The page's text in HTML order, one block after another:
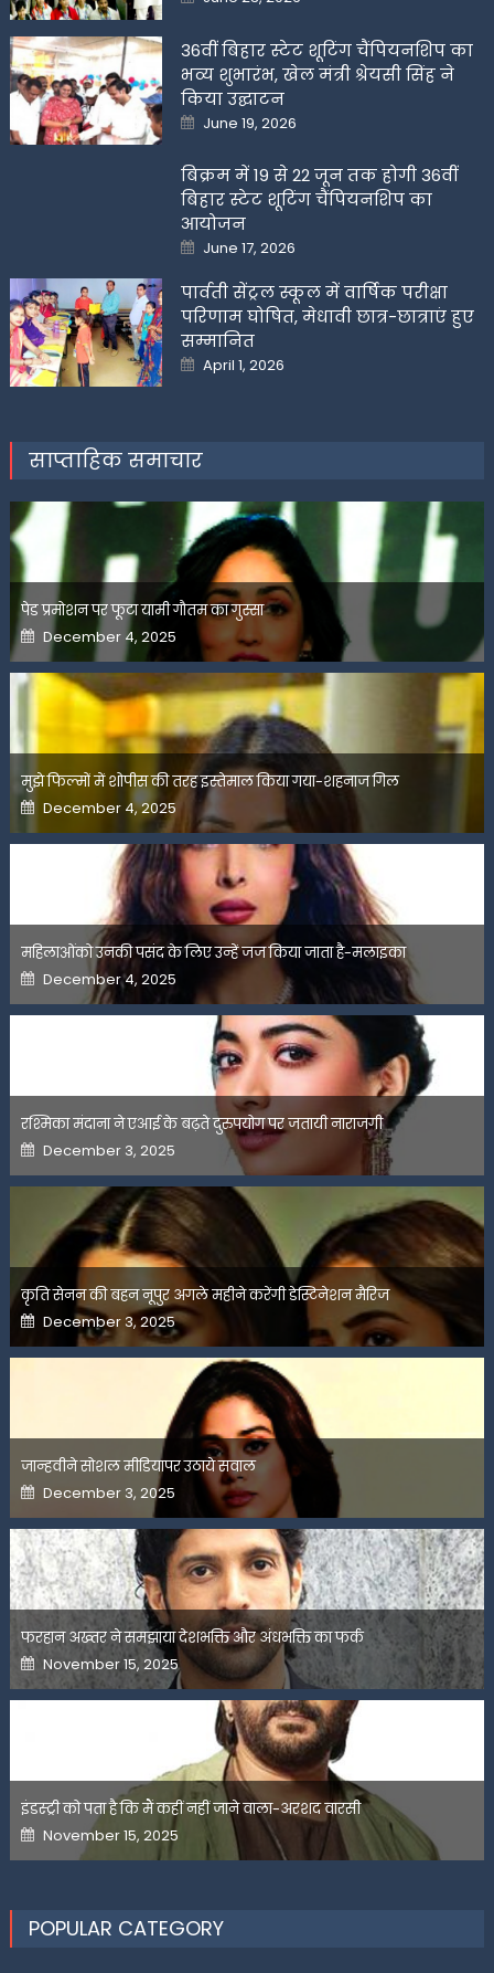
on
36वीं बिहार स्टेट शूटिंग चैंपियनशिप का
भव्य शुभारंभ, खेल मंत्री श्रेयसी सिंह ने
किया उद्घाटन
Posted
on
June 19, 2026
बिक्रम में 19 से 22 जून तक होगी 36वीं
बिहार स्टेट शूटिंग चैंपियनशिप का
आयोजन
Posted
on
June 17, 2026
पार्वती सेंट्रल स्कूल में वार्षिक परीक्षा
परिणाम घोषित, मेधावी छात्र-छात्राएं हुए
सम्मानित
Posted
on
April 1, 2026
साप्ताहिक समाचार
पेड प्रमोशन पर फूटा यामी गौतम का गुस्सा
Posted
on
December 4, 2025
मुझे फिल्मों में शोपीस की तरह इस्तेमाल किया गया-शहनाज गिल
Posted
on
December 4, 2025
महिलाओंको उनकी पसंद के लिए उन्हें जज किया जाता है-मलाइका
Posted
on
December 4, 2025
रश्मिका मंदाना ने एआई के बढ़ते दुरुपयोग पर जतायी नाराजगी
Posted
on
December 3, 2025
कृति सेनन की बहन नूपुर अगले महीने करेंगी डेस्टिनेशन मैरिज
Posted
on
December 3, 2025
जान्हवीने सोशल मीडियापर उठाये सवाल
Posted
on
December 3, 2025
फरहान अख्तर ने समझाया देशभक्ति और अंधभक्ति का फर्क
Posted
on
November 15, 2025
इंडस्ट्री को पता है कि मैं कहीं नहीं जाने वाला-अरशद वारसी
Posted
on
November 15, 2025
POPULAR CATEGORY